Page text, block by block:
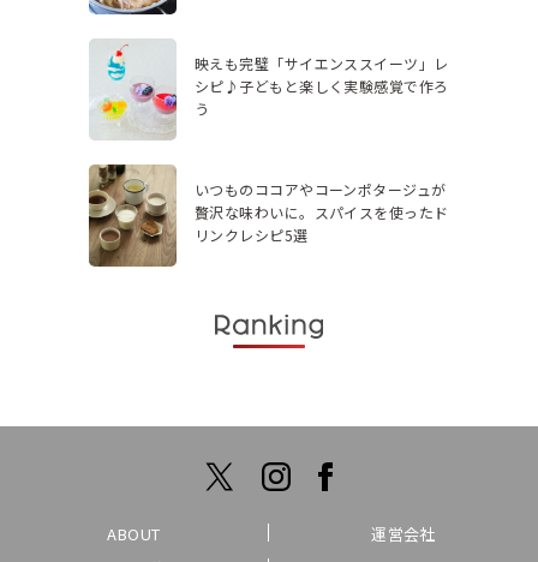
映えも完璧「サイエンススイーツ」レ
シピ♪子どもと楽しく実験感覚で作ろ
う
いつものココアやコーンポタージュが
贅沢な味わいに。スパイスを使ったド
リンクレシピ5選
ABOUT
運営会社